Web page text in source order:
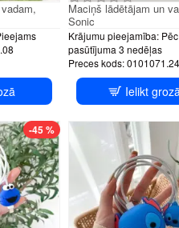
Krājumu pieejamība: Pēc
pasūtījuma 3 nedēļas
Preces kods: 0101071.24
Maciņš lādētājam un
Sonic
Ielikt
-45 %